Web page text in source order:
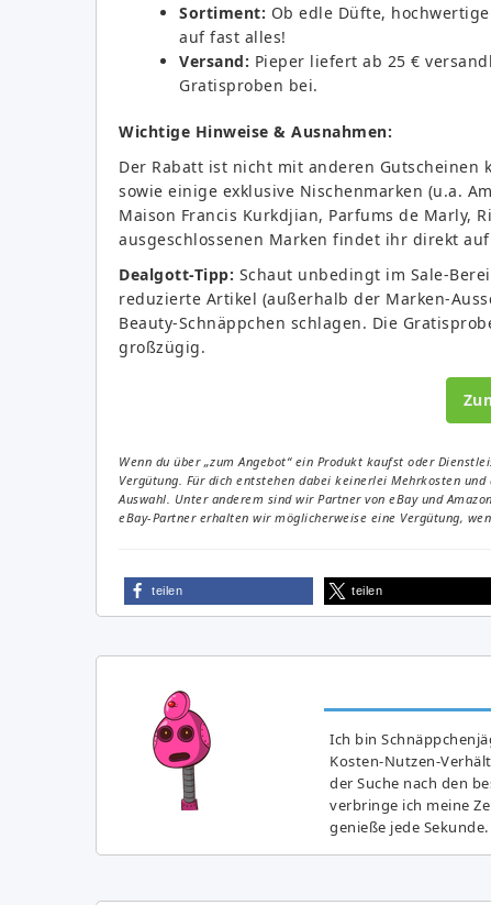
Sortiment: Ob edle Düfte,
auf fast alles!
Versand: Pieper liefert ab 25 €
Gratisproben bei.
Wichtige Hinweise & Ausnahmen:
Der Rabatt ist nicht mit anderen Gutscheinen
sowie einige exklusive Nischenmarken (u.a.
Maison Francis Kurkdjian, Parfums de Marly,
ausgeschlossenen Marken findet ihr direkt
Dealgott-Tipp: Schaut unbedingt im Sale-
reduzierte Artikel (außerhalb der Marken-
Beauty-Schnäppchen schlagen. Die
großzügig.
Wenn du über „zum Angebot“ ein Produkt kaufst oder
Vergütung. Für dich entstehen dabei keinerlei Mehrkosten
Auswahl. Unter anderem sind wir Partner von eBay und
eBay-Partner erhalten wir möglicherweise eine Vergütung,
teilen teilen
Ich bin
Kosten-Nutzen-
der Suche nach den
verbringe ich meine
genieße jede Sekunde.